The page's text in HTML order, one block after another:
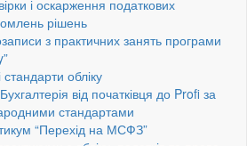
і оскарження податкових
рішень
з практичних занять програми
обліку
від початківця до Profi за
стандартами
“Перехід на МСФЗ”